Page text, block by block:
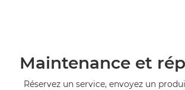
Maintenance et
Réservez un service, envoyez un